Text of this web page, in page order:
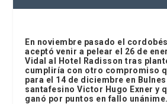
En noviembre pasado el
aceptó venir a pelear el 26 de
Vidal al Hotel Radisson tras
cumpliría con otro compromiso
para el 14 de diciembre en
santafesino Victor Hugo Exner y
ganó por puntos en fallo unánime.